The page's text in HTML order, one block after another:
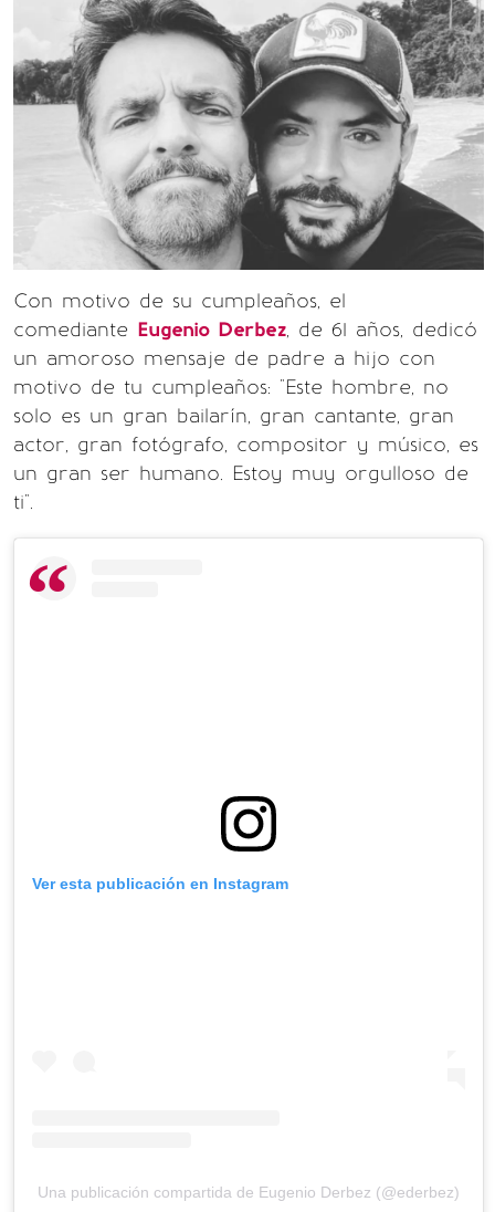
Con motivo de su cumpleaños, el
comediante Eugenio Derbez, de 61 años, dedicó
un amoroso mensaje de padre a hijo con
motivo de tu cumpleaños: "Este hombre, no
solo es un gran bailarín, gran cantante, gran
actor, gran fotógrafo, compositor y músico, es
un gran ser humano. Estoy muy orgulloso de
ti".
Ver esta publicación en Instagram
Una publicación compartida de Eugenio Derbez (@ederbez)